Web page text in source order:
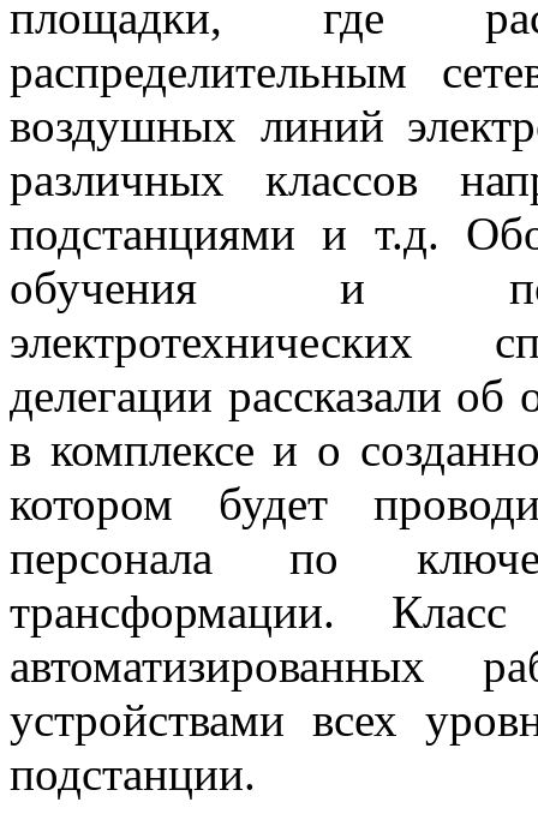
площадки, где
распределительным
воздушных линий
различных классов
подстанциями и т.д.
обучения и
электротехнических
делегации рассказали об
в комплексе и о
котором будет
персонала по
трансформации.
автоматизированных
устройствами всех
подстанции.